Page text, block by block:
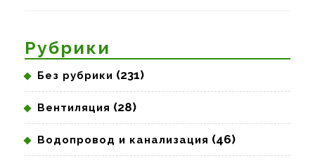
Рубрики
Без рубрики (231)
Вентиляция (28)
Водопровод и канализация (46)